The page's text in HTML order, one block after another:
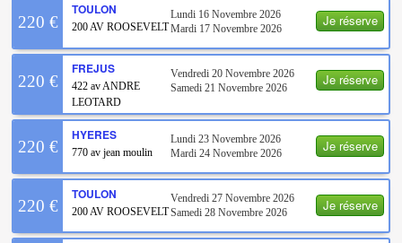
Je réserve
220 €
TOULON
200 AV ROOSEVELT
Lundi 16 Novembre 2026
Mardi 17 Novembre 2026
Je réserve
220 €
FREJUS
422 av ANDRE
LEOTARD
Vendredi 20 Novembre 2026
Samedi 21 Novembre 2026
Je réserve
220 €
HYERES
770 av jean moulin
Lundi 23 Novembre 2026
Mardi 24 Novembre 2026
Je réserve
220 €
TOULON
200 AV ROOSEVELT
Vendredi 27 Novembre 2026
Samedi 28 Novembre 2026